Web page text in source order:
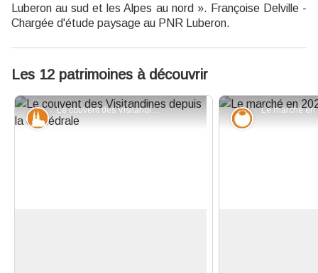
Luberon au sud et les Alpes au nord ». Françoise Delville -
Chargée d'étude paysage au PNR Luberon.
Les 12 patrimoines à découvrir
Le couvent des Visitandines depuis la cathédrale - Eric Garnier - PNR Luberon
Patrimoine et histoire Savoir-faire